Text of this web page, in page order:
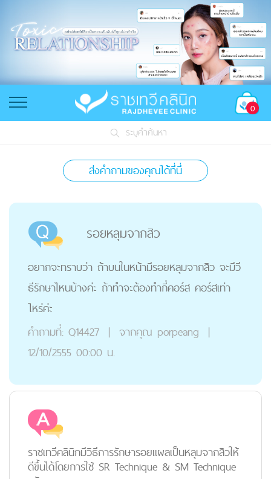
0
ระบุคำค้นหา
ส่งคำถามของคุณได้ที่นี่
รอยหลุมจากสิว
อยากจะทราบว่า ถ้าบนในหน้ามีรอยหลุมจากสิว จะมีวี
ธีรักษาไหนบ้างค่ะ ถ้าทำจะต้องทำกี่คอร์ส คอร์สเท่า
ไหร่ค่ะ
คำถามที่: Q14427 | จากคุณ porpeang |
12/10/2555 00:00 น.
ราชเทวีคลินิกมีวิธีการรักษารอยแผลเป็นหลุมจากสิวให้
ดีขึ้นได้โดยการใช้ SR Technique & SM Technique